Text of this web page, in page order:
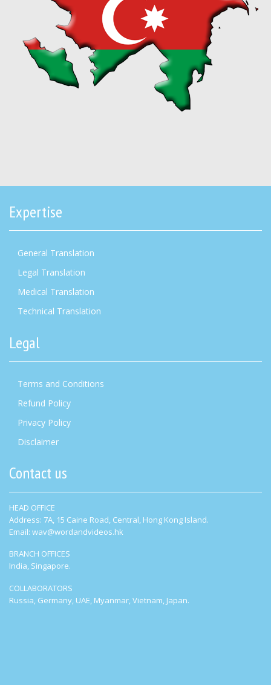
Expertise
General Translation
Legal Translation
Medical Translation
Technical Translation
Legal
Terms and Conditions
Refund Policy
Privacy Policy
Disclaimer
Contact us
HEAD OFFICE
Address: 7A, 15 Caine Road, Central, Hong Kong Island.
Email: wav@wordandvideos.hk
BRANCH OFFICES
India, Singapore.
COLLABORATORS
Russia, Germany, UAE, Myanmar, Vietnam, Japan.